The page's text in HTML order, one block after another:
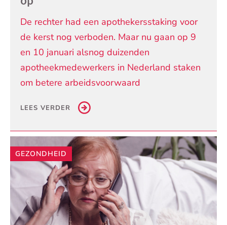
De rechter had een apothekersstaking voor
de kerst nog verboden. Maar nu gaan op 9
en 10 januari alsnog duizenden
apotheekmedewerkers in Nederland staken
om betere arbeidsvoorwaard
LEES VERDER
GEZONDHEID